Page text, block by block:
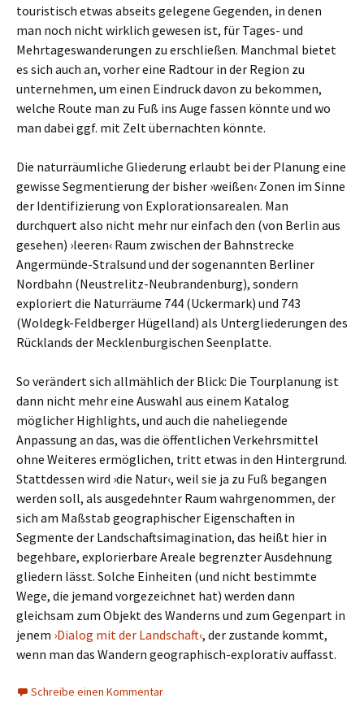
touristisch etwas abseits gelegene Gegenden, in denen
man noch nicht wirklich gewesen ist, für Tages- und
Mehrtageswanderungen zu erschließen. Manchmal bietet
es sich auch an, vorher eine Radtour in der Region zu
unternehmen, um einen Eindruck davon zu bekommen,
welche Route man zu Fuß ins Auge fassen könnte und wo
man dabei ggf. mit Zelt übernachten könnte.
Die naturräumliche Gliederung erlaubt bei der Planung eine
gewisse Segmentierung der bisher ›weißen‹ Zonen im Sinne
der Identifizierung von Explorationsarealen. Man
durchquert also nicht mehr nur einfach den (von Berlin aus
gesehen) ›leeren‹ Raum zwischen der Bahnstrecke
Angermünde-Stralsund und der sogenannten Berliner
Nordbahn (Neustrelitz-Neubrandenburg), sondern
exploriert die Naturräume 744 (Uckermark) und 743
(Woldegk-Feldberger Hügelland) als Untergliederungen des
Rücklands der Mecklenburgischen Seenplatte.
So verändert sich allmählich der Blick: Die Tourplanung ist
dann nicht mehr eine Auswahl aus einem Katalog
möglicher Highlights, und auch die naheliegende
Anpassung an das, was die öffentlichen Verkehrsmittel
ohne Weiteres ermöglichen, tritt etwas in den Hintergrund.
Stattdessen wird ›die Natur‹, weil sie ja zu Fuß begangen
werden soll, als ausgedehnter Raum wahrgenommen, der
sich am Maßstab geographischer Eigenschaften in
Segmente der Landschaftsimagination, das heißt hier in
begehbare, explorierbare Areale begrenzter Ausdehnung
gliedern lässt. Solche Einheiten (und nicht bestimmte
Wege, die jemand vorgezeichnet hat) werden dann
gleichsam zum Objekt des Wanderns und zum Gegenpart in
jenem ›Dialog mit der Landschaft‹, der zustande kommt,
wenn man das Wandern geographisch-explorativ auffasst.
Schreibe einen Kommentar